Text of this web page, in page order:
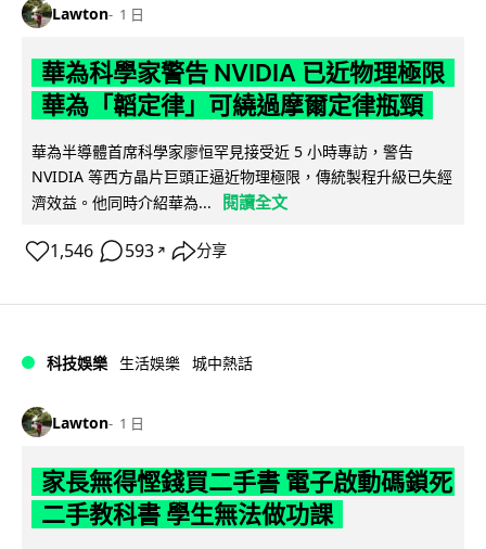
Lawton 1 日
華為科學家警告 NVIDIA 已近物理極限
華為「韜定律」可繞過摩爾定律瓶頸
華為半導體首席科學家廖恒罕見接受近 5 小時專訪，警告
NVIDIA 等西方晶片巨頭正逼近物理極限，傳統製程升級已失經
濟效益。他同時介紹華為...
閱讀全文
1,546 593 ↗ 分享
科技娛樂 生活娛樂 城中熱話
Lawton 1 日
家長無得慳錢買二手書 電子啟動碼鎖死
二手教科書 學生無法做功課